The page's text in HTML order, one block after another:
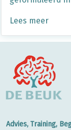
Lees meer
Advies, Training,